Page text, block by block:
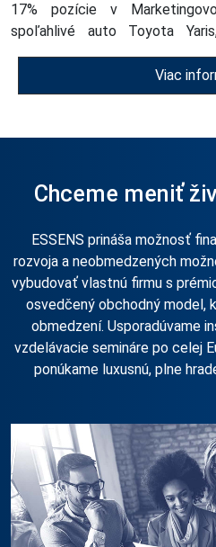
17% pozície v
spoľahlivé auto Toyota
dokonca luxusný Rolls-
najúspešnejších. Stačí rast,
otvorí dvere k autu, ktoré
Viac
Chceme meniť
ESSENS prináša možnosť
rozvoja a neobmedzených
vybudovať vlastnú firmu s
osvedčený obchodný model,
obmedzení. Usporadúvame
vzdelávacie semináre po celej
ponúkame luxusnú, plne